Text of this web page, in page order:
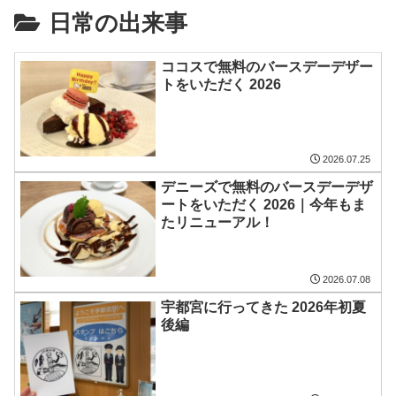
日常の出来事
ココスで無料のバースデーデザー
トをいただく 2026
2026.07.25
デニーズで無料のバースデーデザ
ートをいただく 2026｜今年もま
たリニューアル！
2026.07.08
宇都宮に行ってきた 2026年初夏
後編